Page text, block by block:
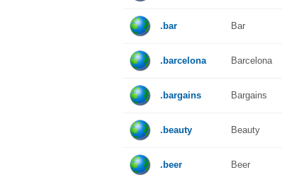
.bar Bar
.barcelona Barcelona
.bargains Bargains
.beauty Beauty
.beer Beer